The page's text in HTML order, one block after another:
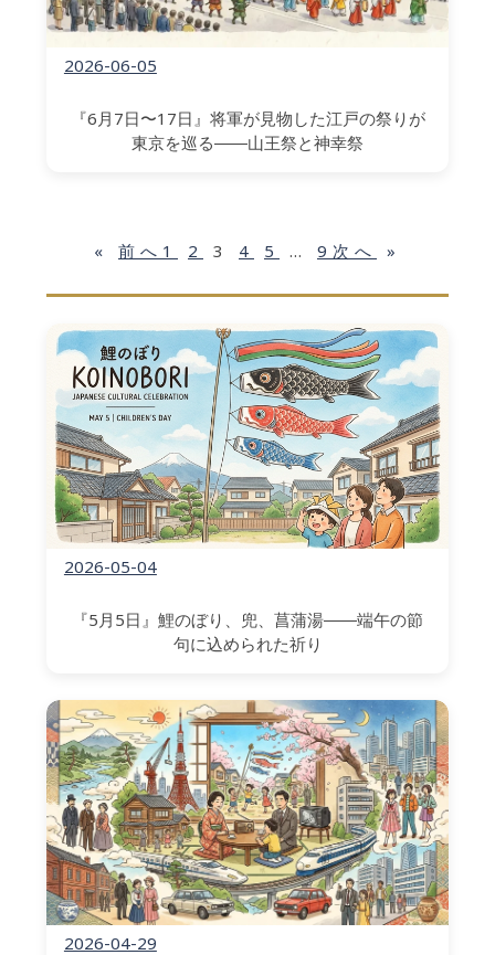
2026-06-05
『6月7日〜17日』将軍が見物した江戸の祭りが
東京を巡る――山王祭と神幸祭
« 前へ 1 2 3 4 5 … 9 次へ »
2026-05-04
『5月5日』鯉のぼり、兜、菖蒲湯――端午の節
句に込められた祈り
2026-04-29